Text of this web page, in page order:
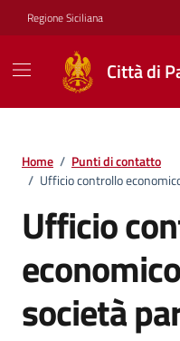
Vai ai contenuti
Vai al footer
Regione Siciliana
Città di
Home / Punti di contatto
/ Ufficio controllo
Ufficio
società